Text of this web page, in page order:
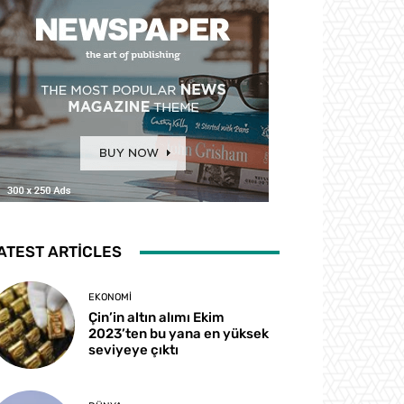
ARTICLES
EKONOMI
Çin’in altın alımı Ekim
2023’ten bu yana en yüksek
seviyeye çıktı